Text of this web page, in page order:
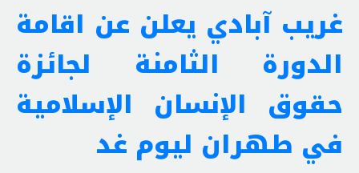
غريب آبادي يعلن عن اقامة
الدورة الثامنة لجائزة
حقوق الإنسان الإسلامية
في طهران ليوم غد